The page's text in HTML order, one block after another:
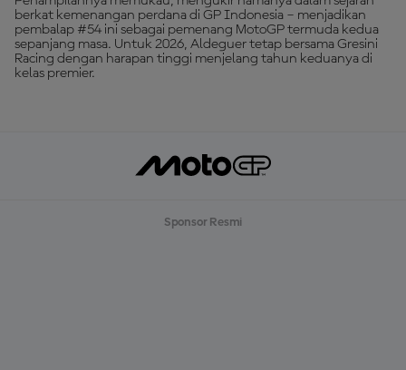
berkat kemenangan perdana di GP Indonesia – menjadikan
pembalap #54 ini sebagai pemenang MotoGP termuda kedua
sepanjang masa. Untuk 2026, Aldeguer tetap bersama Gresini
Racing dengan harapan tinggi menjelang tahun keduanya di
kelas premier.
Sponsor Resmi